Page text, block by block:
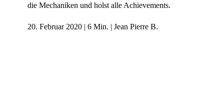
die Mechaniken und holst alle Achievements.
20. Februar 2020 | 6 Min. | Jean Pierre B.